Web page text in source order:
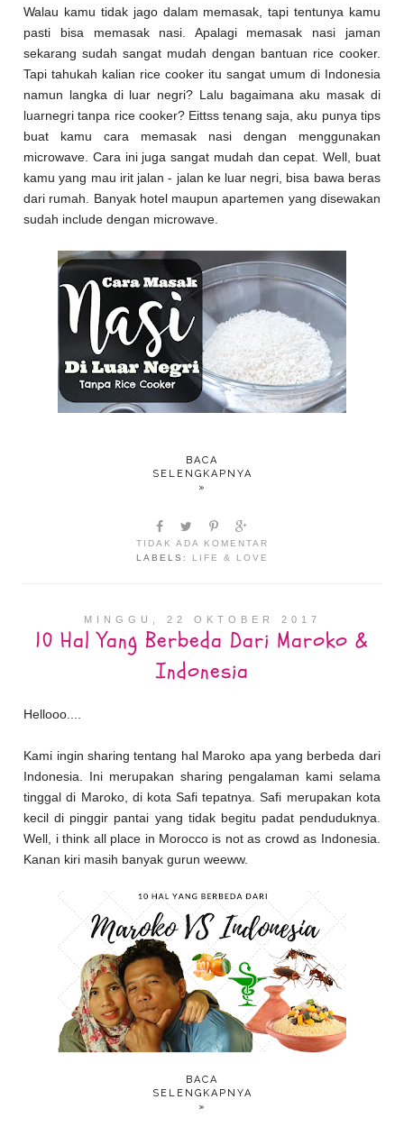
Walau kamu tidak jago dalam memasak, tapi tentunya kamu
pasti bisa memasak nasi. Apalagi memasak nasi jaman
sekarang sudah sangat mudah dengan bantuan rice cooker.
Tapi tahukah kalian rice cooker itu sangat umum di Indonesia
namun langka di luar negri? Lalu bagaimana aku masak di
luarnegri tanpa rice cooker? Eittss tenang saja, aku punya tips
buat kamu cara memasak nasi dengan menggunakan
microwave. Cara ini juga sangat mudah dan cepat. Well, buat
kamu yang mau irit jalan - jalan ke luar negri, bisa bawa beras
dari rumah. Banyak hotel maupun apartemen yang disewakan
sudah include dengan microwave.
BACA
SELENGKAPNYA
»
TIDAK ADA KOMENTAR
LABELS:
LIFE & LOVE
MINGGU, 22 OKTOBER 2017
10 Hal Yang Berbeda Dari Maroko &
Indonesia
Hellooo....
Kami ingin sharing tentang hal Maroko apa yang berbeda dari
Indonesia. Ini merupakan sharing pengalaman kami selama
tinggal di Maroko, di kota Safi tepatnya. Safi merupakan kota
kecil di pinggir pantai yang tidak begitu padat penduduknya.
Well, i think all place in Morocco is not as crowd as Indonesia.
Kanan kiri masih banyak gurun weeww.
BACA
SELENGKAPNYA
»